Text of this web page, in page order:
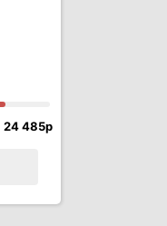
24 485p